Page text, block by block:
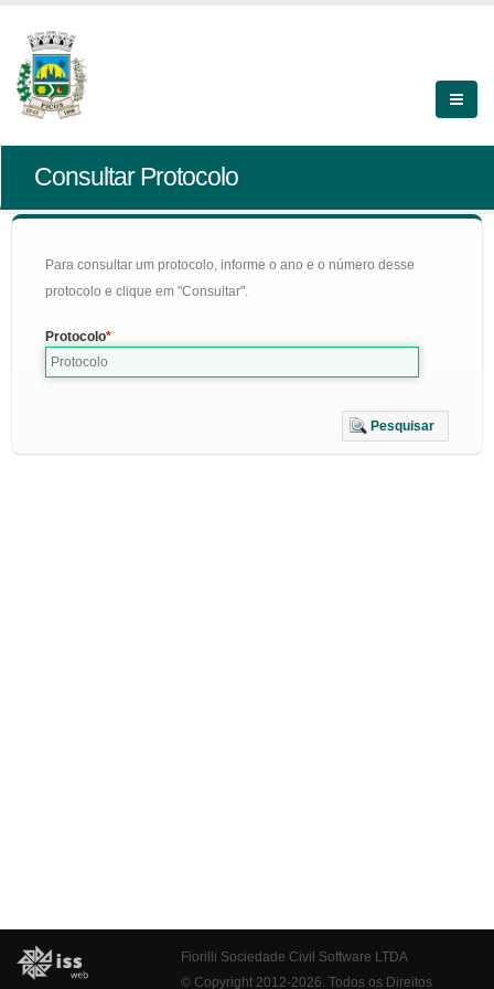
Consultar Protocolo
Para consultar um protocolo, informe o ano e o número desse
protocolo e clique em "Consultar".
Protocolo
Pesquisar
Fiorilli Sociedade Civil Software LTDA
© Copyright 2012-2026. Todos os Direitos